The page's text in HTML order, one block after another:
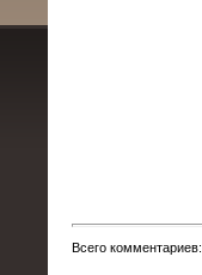
Всего комментариев: